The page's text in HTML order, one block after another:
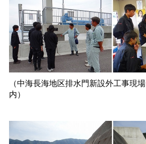
（中海長海地区排水門新設外工事現
内）